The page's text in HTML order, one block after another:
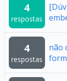
4
respostas
4
respostas
não